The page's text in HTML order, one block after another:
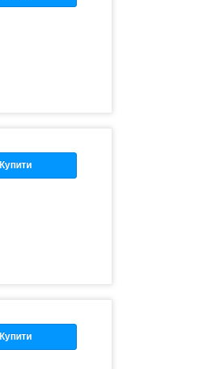
Купити
Купити